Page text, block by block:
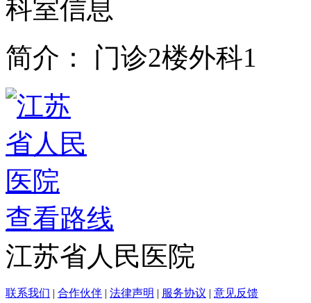
简介：
查看路线
江苏省人民医院